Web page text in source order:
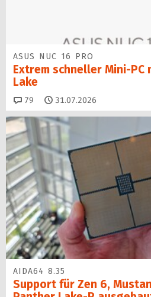
ASUS NUC 16 PRO
Extrem schneller Mini-
Lake
79 Kommentare
31.07.2026
AIDA64 8.35
Support für Zen 6,